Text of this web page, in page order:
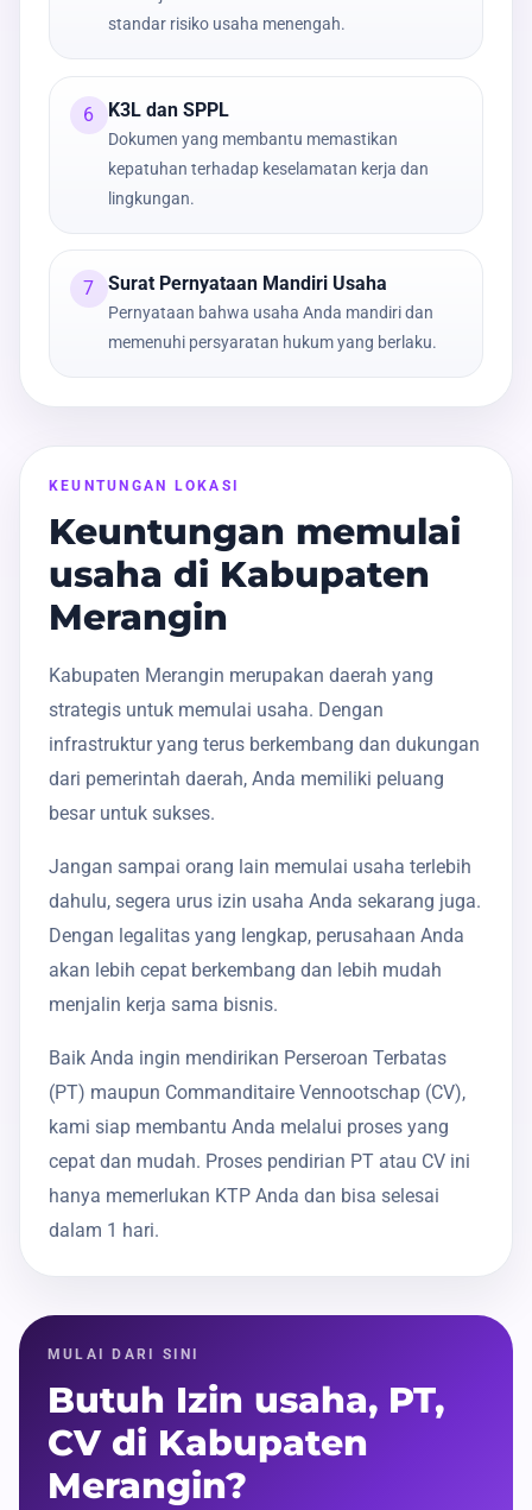
standar risiko usaha menengah.
6 K3L dan SPPL
Dokumen yang membantu memastikan
kepatuhan terhadap keselamatan kerja dan
lingkungan.
7 Surat Pernyataan Mandiri Usaha
Pernyataan bahwa usaha Anda mandiri dan
memenuhi persyaratan hukum yang berlaku.
KEUNTUNGAN LOKASI
Keuntungan memulai
usaha di Kabupaten
Merangin
Kabupaten Merangin merupakan daerah yang
strategis untuk memulai usaha. Dengan
infrastruktur yang terus berkembang dan dukungan
dari pemerintah daerah, Anda memiliki peluang
besar untuk sukses.
Jangan sampai orang lain memulai usaha terlebih
dahulu, segera urus izin usaha Anda sekarang juga.
Dengan legalitas yang lengkap, perusahaan Anda
akan lebih cepat berkembang dan lebih mudah
menjalin kerja sama bisnis.
Baik Anda ingin mendirikan Perseroan Terbatas
(PT) maupun Commanditaire Vennootschap (CV),
kami siap membantu Anda melalui proses yang
cepat dan mudah. Proses pendirian PT atau CV ini
hanya memerlukan KTP Anda dan bisa selesai
dalam 1 hari.
MULAI DARI SINI
Butuh Izin usaha, PT,
CV di Kabupaten
Merangin?